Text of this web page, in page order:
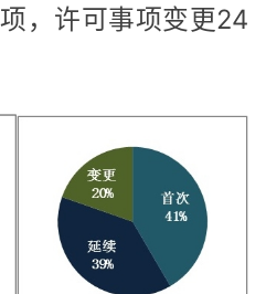
，许可事项变更24